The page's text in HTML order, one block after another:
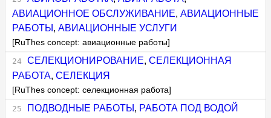
АВИАЦИОННОЕ ОБСЛУЖИВАНИЕ,АВИАЦИОННЫЕ
РАБОТЫ ,АВИАЦИОННЫЕ УСЛУГИ
[RuThes concept: авиационные работы]
СЕЛЕКЦИОНИРОВАНИЕ, СЕЛЕКЦИОННАЯ
РАБОТА,СЕЛЕКЦИЯ
[RuThes concept: селекционная работа]
ПОДВОДНЫЕ РАБОТЫ , РАБОТА ПОД ВОДОЙ